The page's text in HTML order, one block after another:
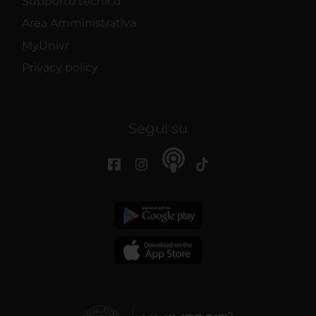
Area Amministrativa
MyUnivr
Privacy policy
Segui su